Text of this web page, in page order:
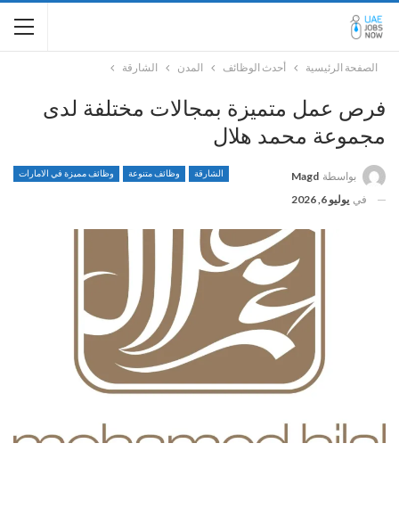
الصفحة الرئيسية أحدث الوظائف المدن الشارقة
فرص عمل متميزة بمجالات مختلفة لدى
مجموعة محمد هلال
الشارقة وظائف متنوعة وظائف مميزة في الامارات بواسطة Magd
في يوليو 6, 2026